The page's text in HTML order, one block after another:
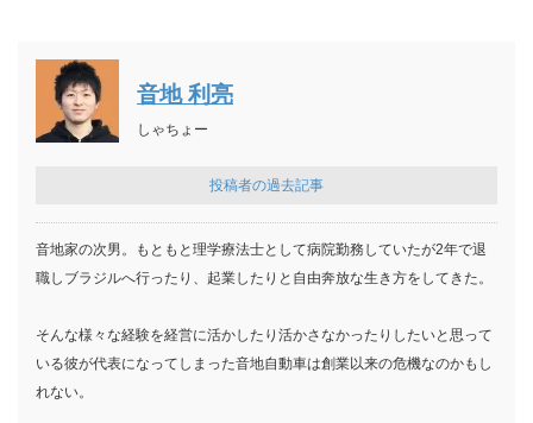
音地 利亮
しゃちょー
投稿者の過去記事
音地家の次男。もともと理学療法士として病院勤務していたが2年で退
職しブラジルへ行ったり、起業したりと自由奔放な生き方をしてきた。
そんな様々な経験を経営に活かしたり活かさなかったりしたいと思って
いる彼が代表になってしまった音地自動車は創業以来の危機なのかもし
れない。